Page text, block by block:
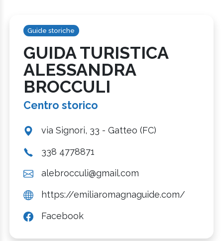
Guide storiche
GUIDA TURISTICA
ALESSANDRA
BROCCULI
Centro storico
via Signori, 33 - Gatteo (FC)
338 4778871
alebrocculi@gmail.com
https://emiliaromagnaguide.com/
Facebook